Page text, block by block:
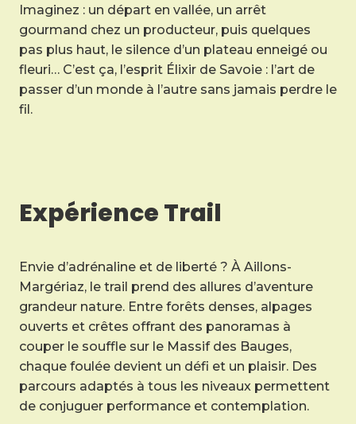
Imaginez : un départ en vallée, un arrêt
gourmand chez un producteur, puis quelques
pas plus haut, le silence d’un plateau enneigé ou
fleuri… C’est ça, l’esprit Élixir de Savoie : l’art de
passer d’un monde à l’autre sans jamais perdre le
fil.
Expérience Trail
Envie d’adrénaline et de liberté ? À Aillons-
Margériaz, le trail prend des allures d’aventure
grandeur nature. Entre forêts denses, alpages
ouverts et crêtes offrant des panoramas à
couper le souffle sur le Massif des Bauges,
chaque foulée devient un défi et un plaisir. Des
parcours adaptés à tous les niveaux permettent
de conjuguer performance et contemplation.